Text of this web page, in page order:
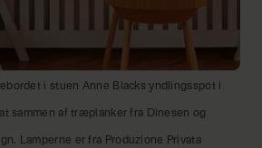
i stuen Anne Blacks yndlingsspot i
sammen af træplanker fra Dinesen og
Lamperne er fra Produzione Privata